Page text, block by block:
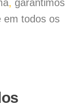
, garantimos
em todos os